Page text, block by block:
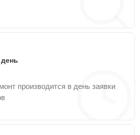
производится в день заявки